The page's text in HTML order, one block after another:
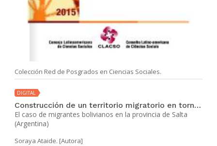
Colección Red de Posgrados en Ciencias Sociales.
DIGITAL
Construcción de un territorio migratorio en torno a la producción hortícola
El caso de migrantes bolivianos en la provincia de Salta
(Argentina)
Soraya Ataide. [Autora]